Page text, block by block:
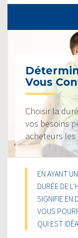
Vous
Choisir la
vos besoins
acheteurs
EN AYANT
DURÉE DE
SIGNIFIE EN
VOUS
QUI EST